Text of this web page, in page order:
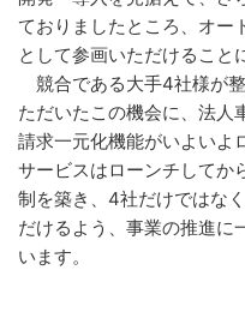
ておりましたところ、オー
として参画いただけること
競合である大手4社様が
ただいたこの機会に、法人
請求一元化機能がいよいよ
サービスはローンチしてか
制を築き、4社だけではな
だけるよう、事業の推進に
います。